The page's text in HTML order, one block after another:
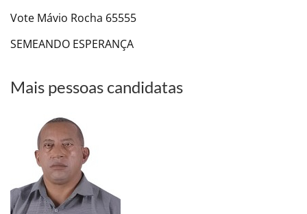
Vote Mávio Rocha 65555
SEMEANDO ESPERANÇA
Mais pessoas candidatas